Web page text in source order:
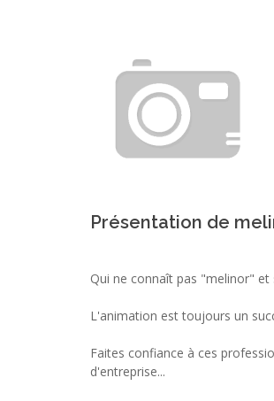
Présentation de
Qui ne connaît pas "melinor"
L'animation est toujours un
Faites confiance à ces
d'entreprise...